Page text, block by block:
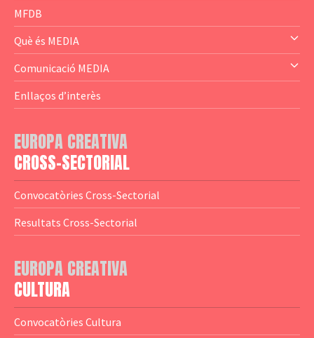
— Business Cluster
— Audience Cluster
— Altres
MFDB
Què és MEDIA
— El subprograma MEDIA
— Agència Executiva
— Logotips
Comunicació MEDIA
— Estrenes a Catalunya
— Notícies
— Guies MEDIA
— Altres Guies
— Presentacions
— Estudis
— Anuaris
Enllaços d’interès
EUROPA CREATIVA
CROSS-SECTORIAL
Convocatòries Cross-Sectorial
Resultats Cross-Sectorial
EUROPA CREATIVA
CULTURA
Convocatòries Cultura